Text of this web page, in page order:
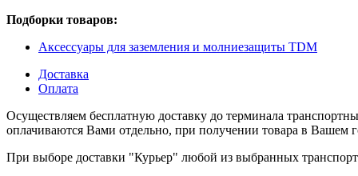
Подборки товаров:
Аксессуары для заземления и молниезащиты TDM
Доставка
Оплата
Осуществляем бесплатную доставку до терминала
оплачиваются Вами отдельно, при получении товара в Вашем
При выборе доставки "Курьер" любой из выбранных